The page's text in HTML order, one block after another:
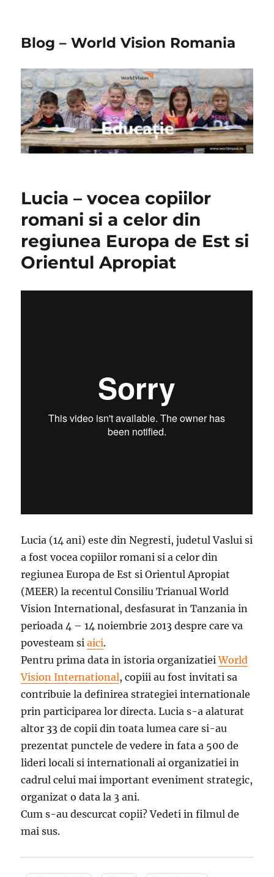
Blog – World Vision Romania
Lucia – vocea copiilor
romani si a celor din
regiunea Europa de Est si
Orientul Apropiat
Lucia (14 ani) este din Negresti, judetul Vaslui si
a fost vocea copiilor romani si a celor din
regiunea Europa de Est si Orientul Apropiat
(MEER) la recentul Consiliu Trianual World
Vision International, desfasurat in Tanzania in
perioada 4 – 14 noiembrie 2013 despre care va
povesteam siaici.
Pentru prima data in istoria organizatieiWorld
Vision International, copiii au fost invitati sa
contribuie la definirea strategiei internationale
prin participarea lor directa. Lucia s-a alaturat
altor 33 de copii din toata lumea care si-au
prezentat punctele de vedere in fata a 500 de
lideri locali si internationali ai organizatiei in
cadrul celui mai important eveniment strategic,
organizat o data la 3 ani.
Cum s-au descurcat copii? Vedeti in filmul de
mai sus.